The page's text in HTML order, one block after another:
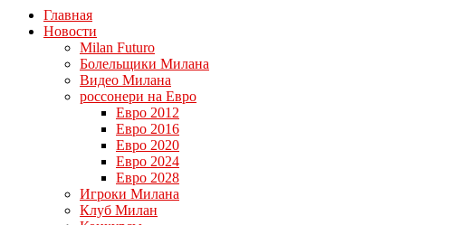
Главная
Новости
Milan Futuro
Болельщики Милана
Видео Милана
россонери на Евро
Евро 2012
Евро 2016
Евро 2020
Евро 2024
Евро 2028
Игроки Милана
Клуб Милан